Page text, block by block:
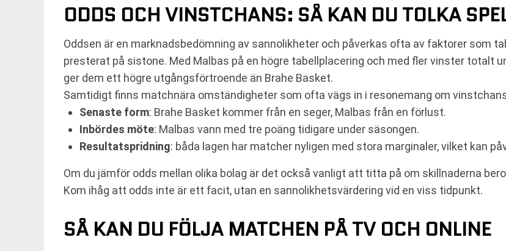
ODDS OCH VINSTCHANS: SÅ KAN DU TOLKA
Oddsen är en marknadsbedömning av sannolikheter och påverkas ofta av faktorer som
presterat på sistone. Med Malbas på en högre tabellplacering och med fler vinster totalt
ger dem ett högre utgångsförtroende än Brahe Basket.
Samtidigt finns matchnära omständigheter som ofta vägs in i resonemang om
Senaste form: Brahe Basket kommer från en seger, Malbas från en förlust.
Inbördes möte: Malbas vann med tre poäng tidigare under säsongen.
Resultatspridning: båda lagen har matcher nyligen med stora marginaler, vilket kan
Om du jämför odds mellan olika bolag är det också vanligt att titta på om skillnaderna
Kom ihåg att odds inte är ett facit, utan en sannolikhetsvärdering vid en viss tidpunkt.
SÅ KAN DU FÖLJA MATCHEN PÅ TV OCH ONLINE